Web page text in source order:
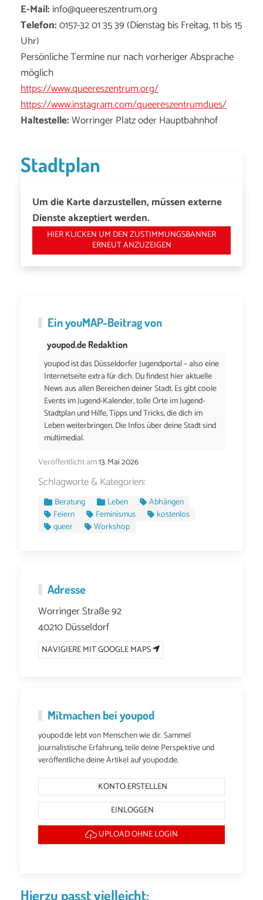
E-Mail: info@queereszentrum.org
Telefon:0157-32 01 35 39 (Dienstag bis Freitag, 11 bis 15
Uhr)
Persönliche Termine nur nach vorheriger Absprache
möglich
https://www.queereszentrum.org/
https://www.instagram.com/queereszentrumdues/
Haltestelle:Worringer Platz oder Hauptbahnhof
Stadtplan
Um die Karte darzustellen, müssen externe
Dienste akzeptiert werden.
HIER KLICKEN UM DEN ZUSTIMMUNGSBANNER
ERNEUT ANZUZEIGEN
EinyouMAP-Beitrag von
youpod.de Redaktion
youpod ist das Düsseldorfer Jugendportal – also eine
Internetseite extra für dich. Du findest hier aktuelle
News aus allen Bereichen deiner Stadt. Es gibt coole
Events im Jugend-Kalender, tolle Orte im Jugend-
Stadtplan und Hilfe, Tipps und Tricks, die dich im
Leben weiterbringen. Die Infos über deine Stadt sind
multimedial.
Veröffentlicht am13. Mai 2026
Schlagworte & Kategorien:
Beratung Leben
Abhängen
Feiern
Feminismus
kostenlos
queer
Workshop
Adresse
Worringer Straße 92
40210 Düsseldorf
NAVIGIERE MIT GOOGLE MAPS
Mitmachen bei youpod
youpod.de lebt von Menschen wie dir. Sammel
journalistische Erfahrung, teile deine Perspektive und
veröffentliche deine Artikel auf youpod.de.
KONTO ERSTELLEN
EINLOGGEN
UPLOAD OHNE LOGIN
Hierzu passt vielleicht: